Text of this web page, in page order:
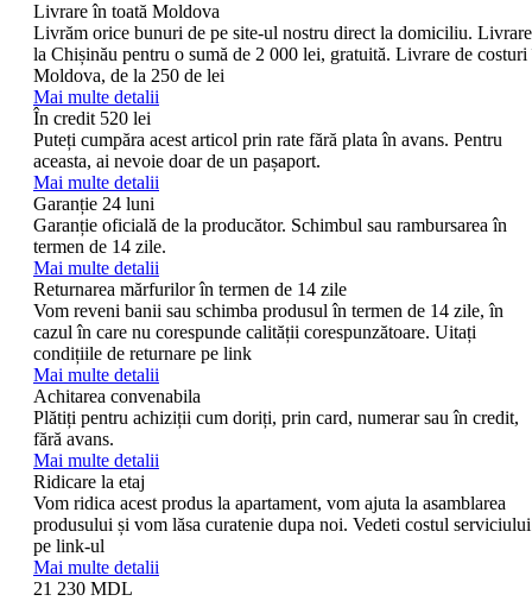
Livrare în toată Moldova
Livrăm orice bunuri de pe site-ul nostru direct la domiciliu. Livrare
la Chișinău pentru o sumă de 2 000 lei, gratuită. Livrare de costuri
Moldova, de la 250 de lei
Mai multe detalii
În credit 520 lei
Puteți cumpăra acest articol prin rate fără plata în avans. Pentru
aceasta, ai nevoie doar de un pașaport.
Mai multe detalii
Garanție 24 luni
Garanție oficială de la producător. Schimbul sau rambursarea în
termen de 14 zile.
Mai multe detalii
Returnarea mărfurilor în termen de 14 zile
Vom reveni banii sau schimba produsul în termen de 14 zile, în
cazul în care nu corespunde calității corespunzătoare. Uitați
condițiile de returnare pe link
Mai multe detalii
Achitarea convenabila
Plătiți pentru achiziții cum doriți, prin card, numerar sau în credit,
fără avans.
Mai multe detalii
Ridicare la etaj
Vom ridica acest produs la apartament, vom ajuta la asamblarea
produsului și vom lăsa curatenie dupa noi. Vedeti costul serviciului
pe link-ul
Mai multe detalii
21 230 MDL